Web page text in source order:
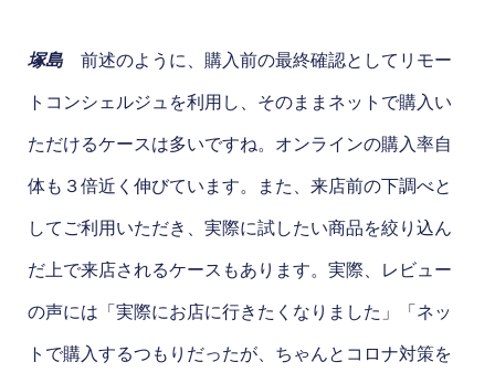
塚島 前述のように、購入前の最終確認としてリモー
トコンシェルジュを利用し、そのままネットで購入い
ただけるケースは多いですね。オンラインの購入率自
体も３倍近く伸びています。また、来店前の下調べと
してご利用いただき、実際に試したい商品を絞り込ん
だ上で来店されるケースもあります。実際、レビュー
の声には「実際にお店に行きたくなりました」「ネッ
トで購入するつもりだったが、ちゃんとコロナ対策を